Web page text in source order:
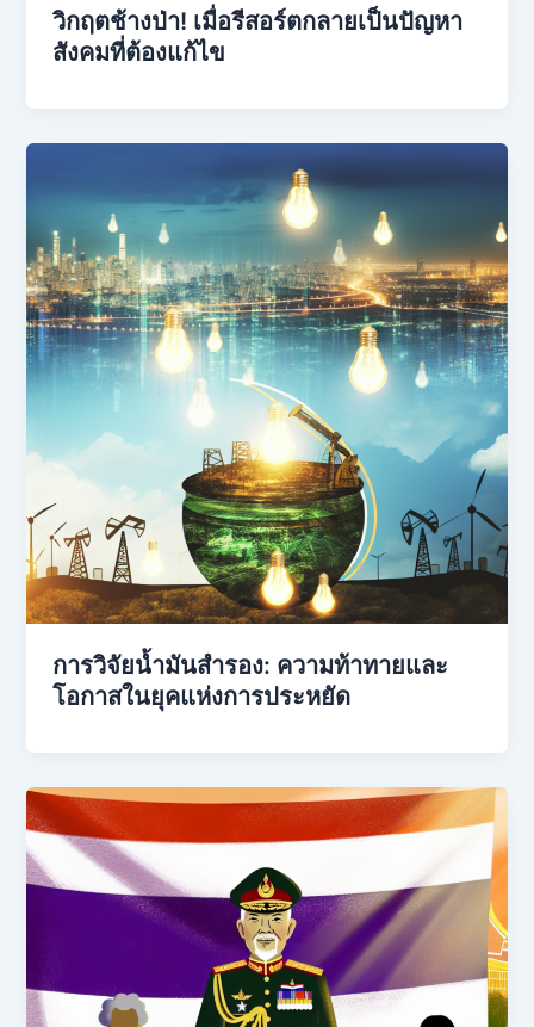
วิกฤตช้างป่า! เมื่อรีสอร์ตกลายเป็นปัญหา
สังคมที่ต้องแก้ไข
การวิจัยน้ำมันสำรอง: ความท้าทายและ
โอกาสในยุคแห่งการประหยัด